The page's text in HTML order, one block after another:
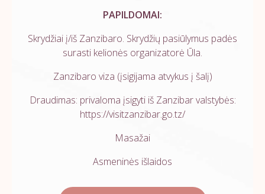
PAPILDOMAI:
Skrydžiai į/iš Zanzibaro. Skrydžių pasiūlymus padės
surasti kelionės organizatorė Ūla.
Zanzibaro viza (įsigijama atvykus į šalį)
Draudimas: privaloma įsigyti iš Zanzibar valstybės:
https://visitzanzibar.go.tz/
Masažai
Asmeninės išlaidos